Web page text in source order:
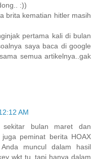
:))
brita kematian hitler masih
pertama kali di bulan
saya baca di google
semua artikelnya..gak
AM
bulan maret dan
peminat berita HOAX
muncul dalam hasil
wkt tu..tapi hanya dalam